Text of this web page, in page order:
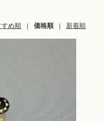
すめ順 | 価格順 | 新着順